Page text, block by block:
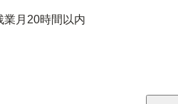
業月20時間以内